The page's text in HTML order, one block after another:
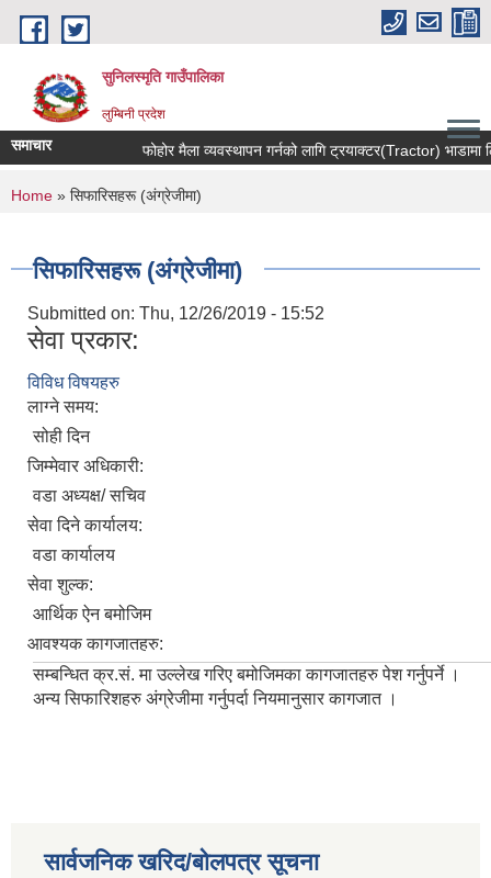
Skip to main content
सुनिलस्मृति गाउँपालिका
लुम्बिनी प्रदेश
समाचार फोहोर मैला व्यवस्थापन गर्नको लागि ट्रयाक्टर(Tractor) भाडामा
You are here
Home » सिफारिसहरू (अंग्रेजीमा)
सिफारिसहरू (अंग्रेजीमा)
Submitted on: Thu, 12/26/2019 - 15:52
सेवा प्रकार:
विविध विषयहरु
लाग्ने समय:
सोही दिन
जिम्मेवार अधिकारी:
वडा अध्यक्ष/ सचिव
सेवा दिने कार्यालय:
वडा कार्यालय
सेवा शुल्क:
आर्थिक ऐन बमोजिम
आवश्यक कागजातहरु:
सम्बन्धित क्र.सं. मा उल्लेख गरिए बमोजिमका कागजातहरु पेश गर्नुपर्ने ।
अन्य सिफारिशहरु अंग्रेजीमा गर्नुपर्दा नियमानुसार कागजात ।
सार्वजनिक खरिद/बोलपत्र सूचना